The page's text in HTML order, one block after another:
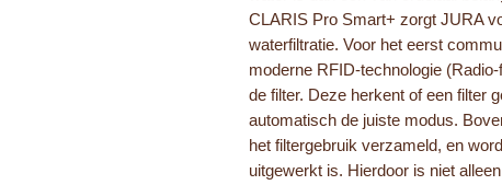
CLARIS Pro Smart+ zorgt JURA
waterfiltratie. Voor het eerst
moderne RFID-technologie
de filter. Deze herkent of een filter
automatisch de juiste modus.
het filtergebruik verzameld, en
uitgewerkt is. Hierdoor is niet